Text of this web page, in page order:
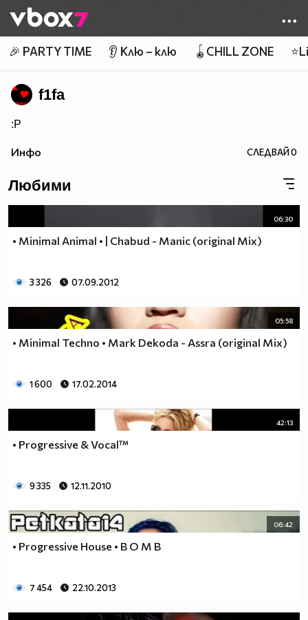
👾
🎉 PARTY TIME 👂 Клю – клю 🪀CHILL ZONE
f1fa
:P
Инфо СЛЕДВАЙ0
Любими
06:30
• Minimal Animal • | Chabud - Manic (original Mix)
3 326 07.09.2012
05:58
• Minimal Techno • Mark Dekoda - Assra (original Mix)
1 600 17.02.2014
42:13
• Progressive & Vocal™
9 335 12.11.2010
06:42
• Progressive House • B O M B
7 454 22.10.2013